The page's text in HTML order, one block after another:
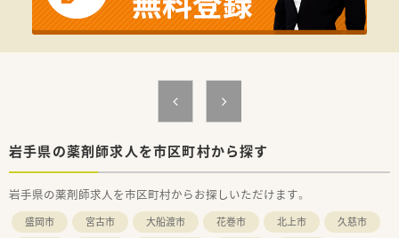
＜出社＞ 倉庫内の温度点検(朝)
↓ 販売状況の確認
↓ 得意先の許認可を確認
↓ 得意先からの戻り品の確認
↓ 倉庫内の温度点検(夕方)
【想定されるキャリアイメージ】
■管理薬剤師として一つの営業所で長く務めて貢献している方
異動して活躍する方もいます。
■本社勤務で現場の薬剤師をバックアップする部署への道もあ
ります。
岩手県の薬剤師求人を市区町村から探す
岩手県の薬剤師求人を市区町村からお探しいただけます。
盛岡市 宮古市 大船渡市 花巻市 北上市
久慈市